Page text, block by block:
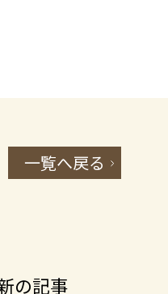
一覧へ戻る
の記事